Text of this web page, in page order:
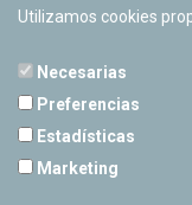
Utilizamos cookies
Necesarias
Preferencias
Estadísticas
Marketing